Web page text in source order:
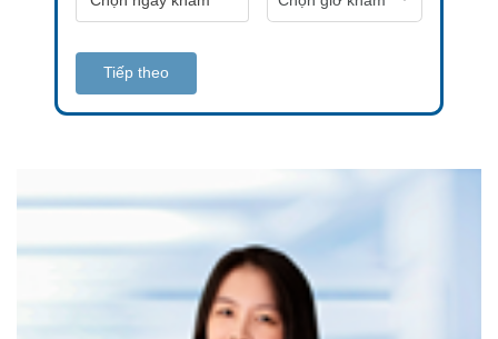
Tiếp theo